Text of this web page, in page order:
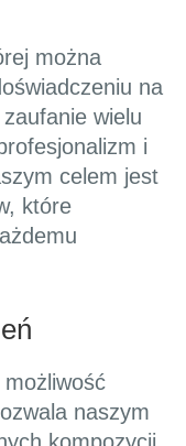
można
na
wielu
i
celem jest
które
naszym